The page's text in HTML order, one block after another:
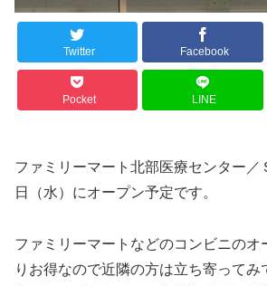
Twitter Facebook
Pocket LINE
ファミリーマート北部医療センター／
日（水）にオープン予定です。
ファミリーマートなどのコンビニのオ
りお得なので近隣の方は立ち寄ってみ